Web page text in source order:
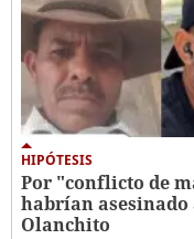
HIPÓTESIS
Por "conflicto de
habrían
Olanchito